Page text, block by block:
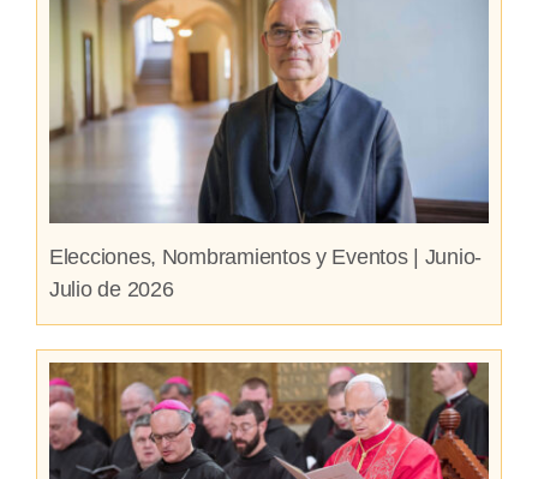
Elecciones, Nombramientos y Eventos | Junio-
Julio de 2026